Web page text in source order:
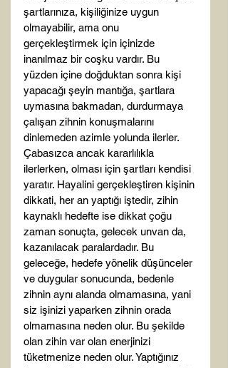
şartlarınıza, kişiliğinize uygun
olmayabilir, ama onu
gerçekleştirmek için içinizde
inanılmaz bir coşku vardır. Bu
yüzden içine doğduktan sonra kişi
yapacağı şeyin mantığa, şartlara
uymasına bakmadan, durdurmaya
çalışan zihnin konuşmalarını
dinlemeden azimle yolunda ilerler.
Çabasızca ancak kararlılıkla
ilerlerken, olması için şartları kendisi
yaratır. Hayalini gerçekleştiren kişinin
dikkati, her an yaptığı iştedir, zihin
kaynaklı hedefte ise dikkat çoğu
zaman sonuçta, gelecek unvan da,
kazanılacak paralardadır. Bu
geleceğe, hedefe yönelik düşünceler
ve duygular sonucunda, bedenle
zihnin aynı alanda olmamasına, yani
siz işinizi yaparken zihnin orada
olmamasına neden olur. Bu şekilde
olan zihin var olan enerjinizi
tüketmenize neden olur. Yaptığınız